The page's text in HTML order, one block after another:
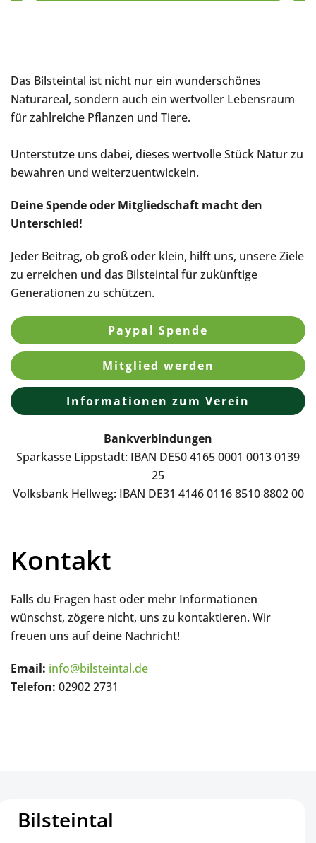
Das Bilsteintal ist nicht nur ein wunderschönes
Naturareal, sondern auch ein wertvoller Lebensraum
für zahlreiche Pflanzen und Tiere.
Unterstütze uns dabei, dieses wertvolle Stück Natur zu
bewahren und weiterzuentwickeln.
Deine Spende oder Mitgliedschaft macht den
Unterschied!
Jeder Beitrag, ob groß oder klein, hilft uns, unsere Ziele
zu erreichen und das Bilsteintal für zukünftige
Generationen zu schützen.
Paypal Spende
Mitglied werden
Informationen zum Verein
Bankverbindungen
Sparkasse Lippstadt: IBAN DE50 4165 0001 0013 0139
25
Volksbank Hellweg: IBAN DE31 4146 0116 8510 8802 00
Kontakt
Falls du Fragen hast oder mehr Informationen
wünschst, zögere nicht, uns zu kontaktieren. Wir
freuen uns auf deine Nachricht!
Email: info@bilsteintal.de
Telefon: 02902 2731
Bilsteintal